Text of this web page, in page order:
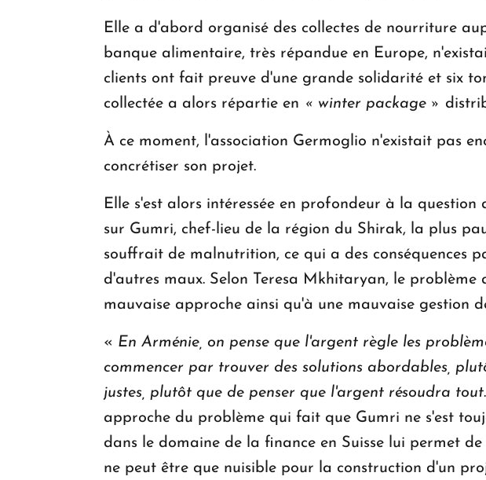
Elle a d'abord organisé des collectes de nourriture
banque alimentaire, très répandue en Europe,
clients ont fait preuve d'une grande solidarité et six
collectée a alors répartie en « winter package »
À ce moment, l'association Germoglio n'existait pas
concrétiser son projet.
Elle s'est alors intéressée en profondeur à la
sur Gumri, chef-lieu de la région du Shirak, la plus
souffrait de malnutrition, ce qui a des conséquences
d'autres maux. Selon Teresa Mkhitaryan, le
mauvaise approche ainsi qu'à une mauvaise gestion
« En Arménie, on pense que l'argent règle les
commencer par trouver des solutions abordables,
justes, plutôt que de penser que l'argent résoudra tout
approche du problème qui fait que Gumri ne s'est
dans le domaine de la finance en Suisse lui permet
ne peut être que nuisible pour la construction d'un